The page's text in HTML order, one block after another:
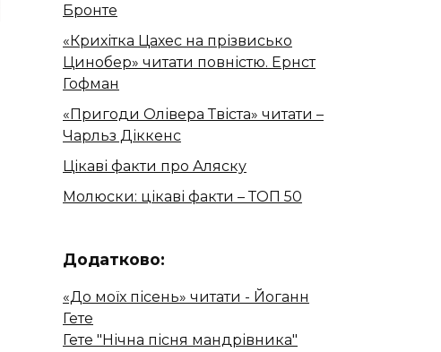
Бронте
«Крихітка Цахес на прізвисько
Цинобер» читати повністю. Ернст
Гофман
«Пригоди Олівера Твіста» читати –
Чарльз Діккенс
Цікаві факти про Аляску
Молюски: цікаві факти – ТОП 50
Додатково:
«До моїх пісень» читати - Йоганн
Гете
Гете "Нічна пісня мандрівника"